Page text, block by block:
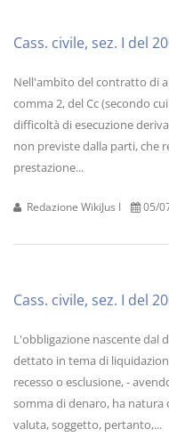
Cass. civile, sez. I del
Nell'ambito del contratto di
comma 2, del Cc (secondo
difficoltà di esecuzione
non previste dalla parti, che
prestazione...
Redazione WikiJus I 05/
Cass. civile, sez. I del
L'obbligazione nascente dal
dettato in tema di
recesso o esclusione, -
somma di denaro, ha natura
valuta, soggetto, pertanto,...